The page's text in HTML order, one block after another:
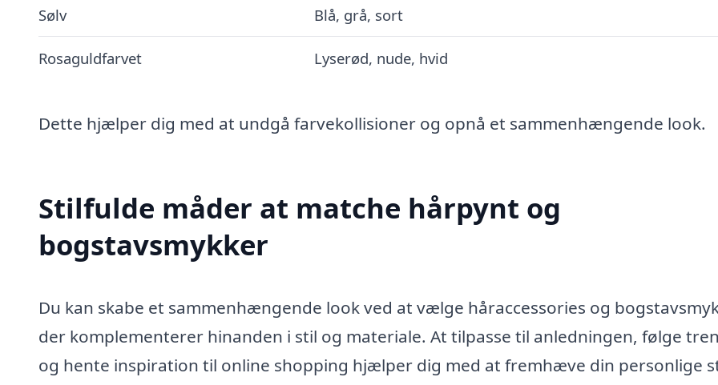
Sølv Blå, grå, sort
Rosaguldfarvet Lyserød, nude, hvid
Dette hjælper dig med at undgå farvekollisioner og opnå et sammenhængende look.
Stilfulde måder at matche hårpynt og
bogstavsmykker
Du kan skabe et sammenhængende look ved at vælge håraccessories og
der komplementerer hinanden i stil og materiale. At tilpasse til anledningen, følge
og hente inspiration til online shopping hjælper dig med at fremhæve din personlige